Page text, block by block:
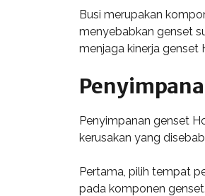
Busi merupakan
menyebabkan genset
menjaga kinerja genset
Penyimpanan genset
kerusakan yang
Pertama, pilih tempat
pada komponen